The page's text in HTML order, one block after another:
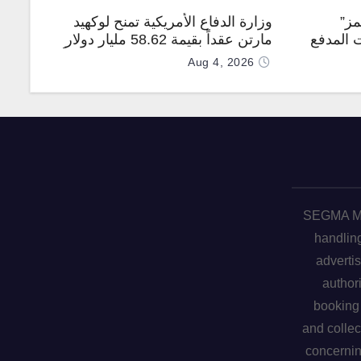
المدفع
وزارة الدفاع الأمريكية تمنح لوكهيد
مارتن عقداً بقيمة 58.62 مليار دولار
Aug 4, 2026
SEGMA
and